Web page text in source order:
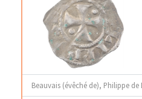
Beauvais (évêché de), Philippe de